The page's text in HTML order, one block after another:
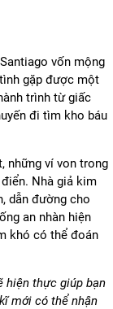
vốn mộng
gặp được một
trình từ giấc
đi tìm kho báu
những ví von trong
Nhà giả kim
dẫn đường cho
an nhàn hiện
khó có thể đoán
hiện thực giúp bạn
mới có thể nhận